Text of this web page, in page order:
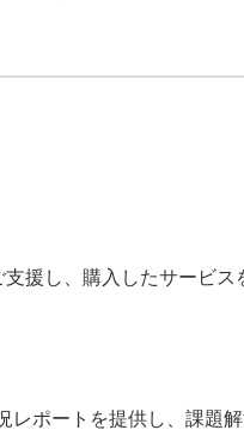
援し、購入したサービス
レポートを提供し、課題